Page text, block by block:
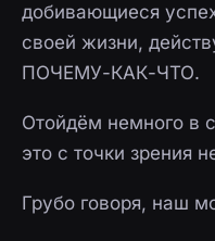
добивающиеся
своей жизни,
ПОЧЕМУ-КАК-ЧТО.
Отойдём немного в
это с точки зрения
Грубо говоря, наш